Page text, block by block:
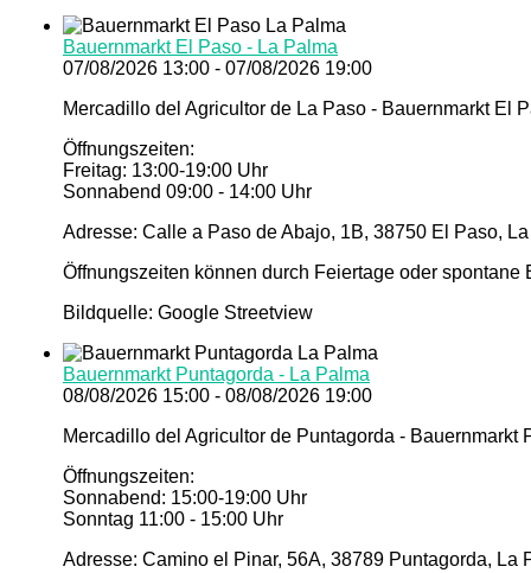
Bauernmarkt El Paso - La Palma
07/08/2026 13:00 - 07/08/2026 19:00
Mercadillo del Agricultor de La Paso - Bauernmarkt El
Öffnungszeiten:
Freitag: 13:00-19:00 Uhr
Sonnabend 09:00 - 14:00 Uhr
Adresse: Calle a Paso de Abajo, 1B, 38750 El Paso,
Öffnungszeiten können durch Feiertage oder
Bildquelle: Google Streetview
Bauernmarkt Puntagorda - La Palma
08/08/2026 15:00 - 08/08/2026 19:00
Mercadillo del Agricultor de Puntagorda - Bauernmarkt
Öffnungszeiten:
Sonnabend: 15:00-19:00 Uhr
Sonntag 11:00 - 15:00 Uhr
Adresse: Camino el Pinar, 56A, 38789 Puntagorda, La